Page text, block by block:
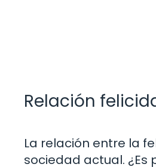
Relación
La relación entre la
sociedad actual. ¿Es